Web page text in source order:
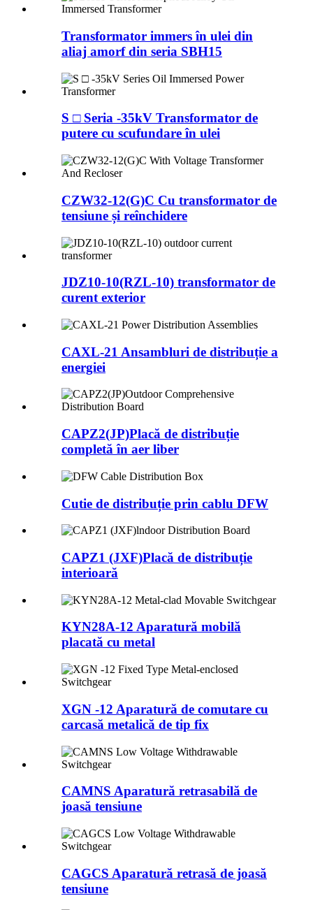
Transformator immers în ulei din
aliaj amorf din seria SBH15
S □ Seria -35kV Transformator de
putere cu scufundare în ulei
CZW32-12(G)C Cu transformator de
tensiune și reînchidere
JDZ10-10(RZL-10) transformator de
curent exterior
CAXL-21 Ansambluri de distribuție a
energiei
CAPZ2(JP)Placă de distribuție
completă în aer liber
Cutie de distribuție prin cablu DFW
CAPZ1 (JXF)Placă de distribuție
interioară
KYN28A-12 Aparatură mobilă
placată cu metal
XGN -12 Aparatură de comutare cu
carcasă metalică de tip fix
CAMNS Aparatură retrasabilă de
joasă tensiune
CAGCS Aparatură retrasă de joasă
tensiune